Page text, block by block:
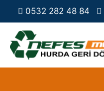
0532 282 48 84